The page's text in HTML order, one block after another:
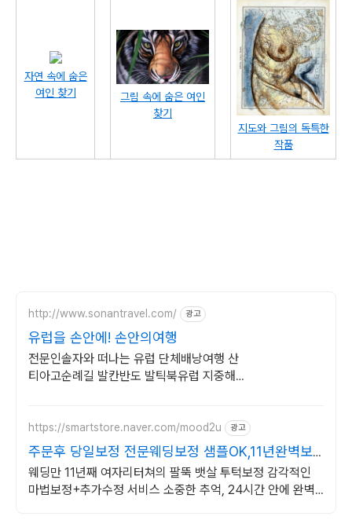
자연 속에 숨은
여인 찾기
그림 속에 숨은 여인
찾기
지도와 그림의 독특한
작품
http://www.sonantravel.com/ 광고
유럽을 손안에! 손안의여행
전문인솔자와 떠나는 유럽 단체배낭여행 산
티아고순례길 발칸반도 발틱북유럽 지중해
https://smartstore.naver.com/mood2u 광고
주문후 당일보정 전문웨딩보정 샘플OK,11년완벽보
정경력
웨딩만 11년째 여자리터쳐의 팔뚝 뱃살 투턱보정 감각적인
마법보정+추가수정 서비스 소중한 추억, 24시간 안에 완벽